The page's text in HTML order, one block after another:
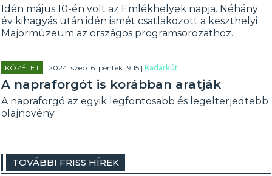
Idén május 10-én volt az Emlékhelyek napja. Néhány
év kihagyás után idén ismét csatlakozott a keszthelyi
Majormúzeum az országos programsorozathoz.
KÖZÉLET | 2024. szep. 6. péntek 19:15 |Kadarkút
A napraforgót is korábban aratják
A napraforgó az egyik legfontosabb és legelterjedtebb
olajnövény.
TOVÁBBI FRISS HÍREK